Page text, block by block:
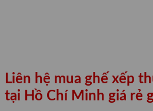
Liên hệ mua ghế xếp
tại Hồ Chí Minh giá rẻ